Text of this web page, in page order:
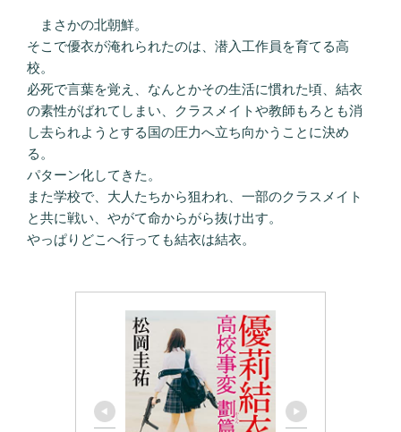
まさかの北朝鮮。
そこで優衣が淹れられたのは、潜入工作員を育てる高
校。
必死で言葉を覚え、なんとかその生活に慣れた頃、結衣
の素性がばれてしまい、クラスメイトや教師もろとも消
し去られようとする国の圧力へ立ち向かうことに決め
る。
パターン化してきた。
また学校で、大人たちから狙われ、一部のクラスメイト
と共に戦い、やがて命からがら抜け出す。
やっぱりどこへ行っても結衣は結衣。